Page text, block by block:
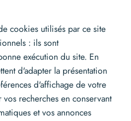
cookies utilisés par ce site
: ils sont
exécution du site. En
d'adapter la présentation
d'affichage de votre
recherches en conservant
et vos annonces